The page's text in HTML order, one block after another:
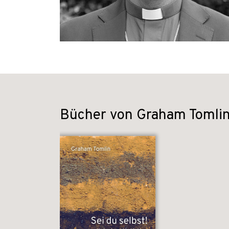
Bücher von Graham